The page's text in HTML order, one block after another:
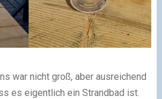
war nicht groß, aber ausreichend
es eigentlich ein Strandbad ist.